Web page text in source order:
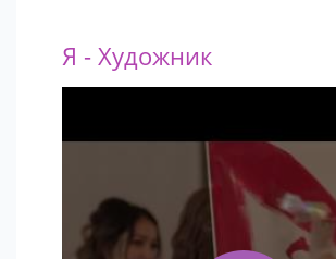
Я - Художник